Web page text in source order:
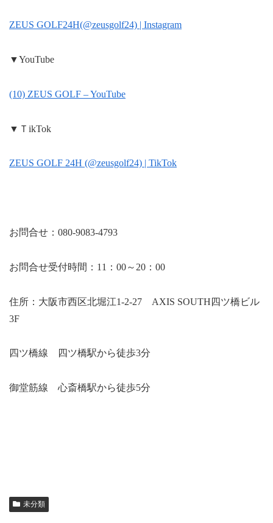
ZEUS GOLF24H(@zeusgolf24) | Instagram
▼YouTube
(10) ZEUS GOLF – YouTube
▼ＴikTok
ZEUS GOLF 24H (@zeusgolf24) | TikTok
お問合せ：080-9083-4793
お問合せ受付時間：11：00～20：00
住所：大阪市西区北堀江1-2-27 AXIS SOUTH四ツ橋ビル
3F
四ツ橋線 四ツ橋駅から徒歩3分
御堂筋線 心斎橋駅から徒歩5分
未分類